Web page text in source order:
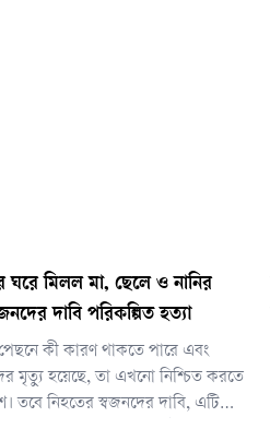
ঘরে মিলল মা, ছেলে ও নানির
দাবি পরিকল্পিত হত্যা
পেছনে কী কারণ থাকতে পারে এবং
মৃত্যু হয়েছে, তা এখনো নিশ্চিত করতে
তবে নিহতের স্বজনদের দাবি, এটি